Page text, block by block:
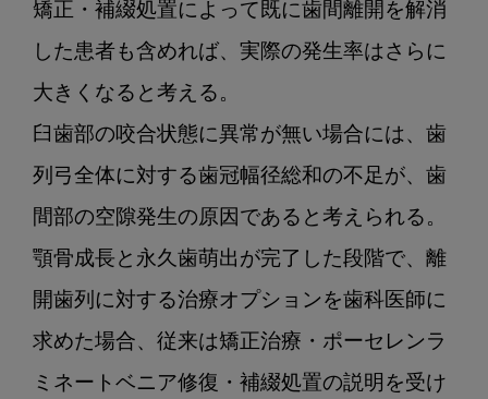
STEP1
仮
填・
修
前
準
矯正・補綴処置によって既に歯間離開を解消
した患者も含めれば、実際の発生率はさらに
大きくなると考える。
臼歯部の咬合状態に異常が無い場合には、歯
列弓全体に対する歯冠幅径総和の不足が、歯
間部の空隙発生の原因であると考えられる。
顎骨成長と永久歯萌出が完了した段階で、離
開歯列に対する治療オプションを歯科医師に
求めた場合、従来は矯正治療・ポーセレンラ
ミネートベニア修復・補綴処置の説明を受け